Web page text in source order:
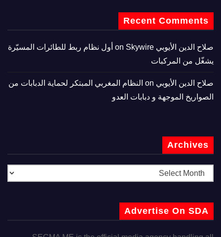
Recent Comments
صلاح الدين الأيوبي
Skywire أول نظام ربط للطائرات المسيّرة
يشغّل من المركبات
صلاح الدين الأيوبي
النظام المغربي المبتكر لحماية الدبابات من
الصواريخ الموجهة و دبابات العدو
Archives
Advertise On SDA